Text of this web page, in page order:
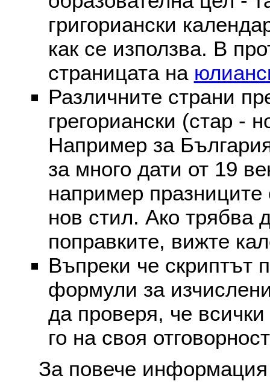
григориански
как се използва. В
страницата на
Различните страни
грегориански (стар -
Например за
за много дати от 19
например празниците
нов стил. Ако трябва
поправките, вижте
Въпреки че скриптът
формули за
да проверя, че
го на своя
За повече информация